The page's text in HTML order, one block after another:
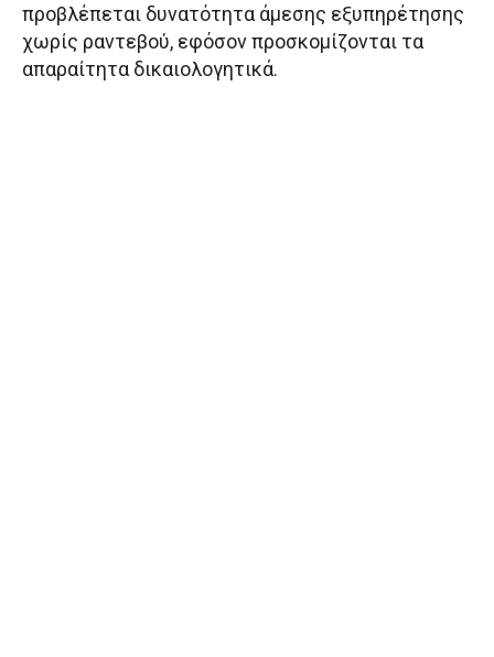
προβλέπεται δυνατότητα άμεσης εξυπηρέτησης
χωρίς ραντεβού, εφόσον προσκομίζονται τα
απαραίτητα δικαιολογητικά.